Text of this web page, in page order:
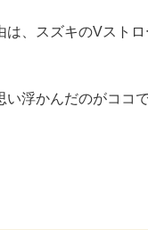
、スズキのVスト
浮かんだのがココで